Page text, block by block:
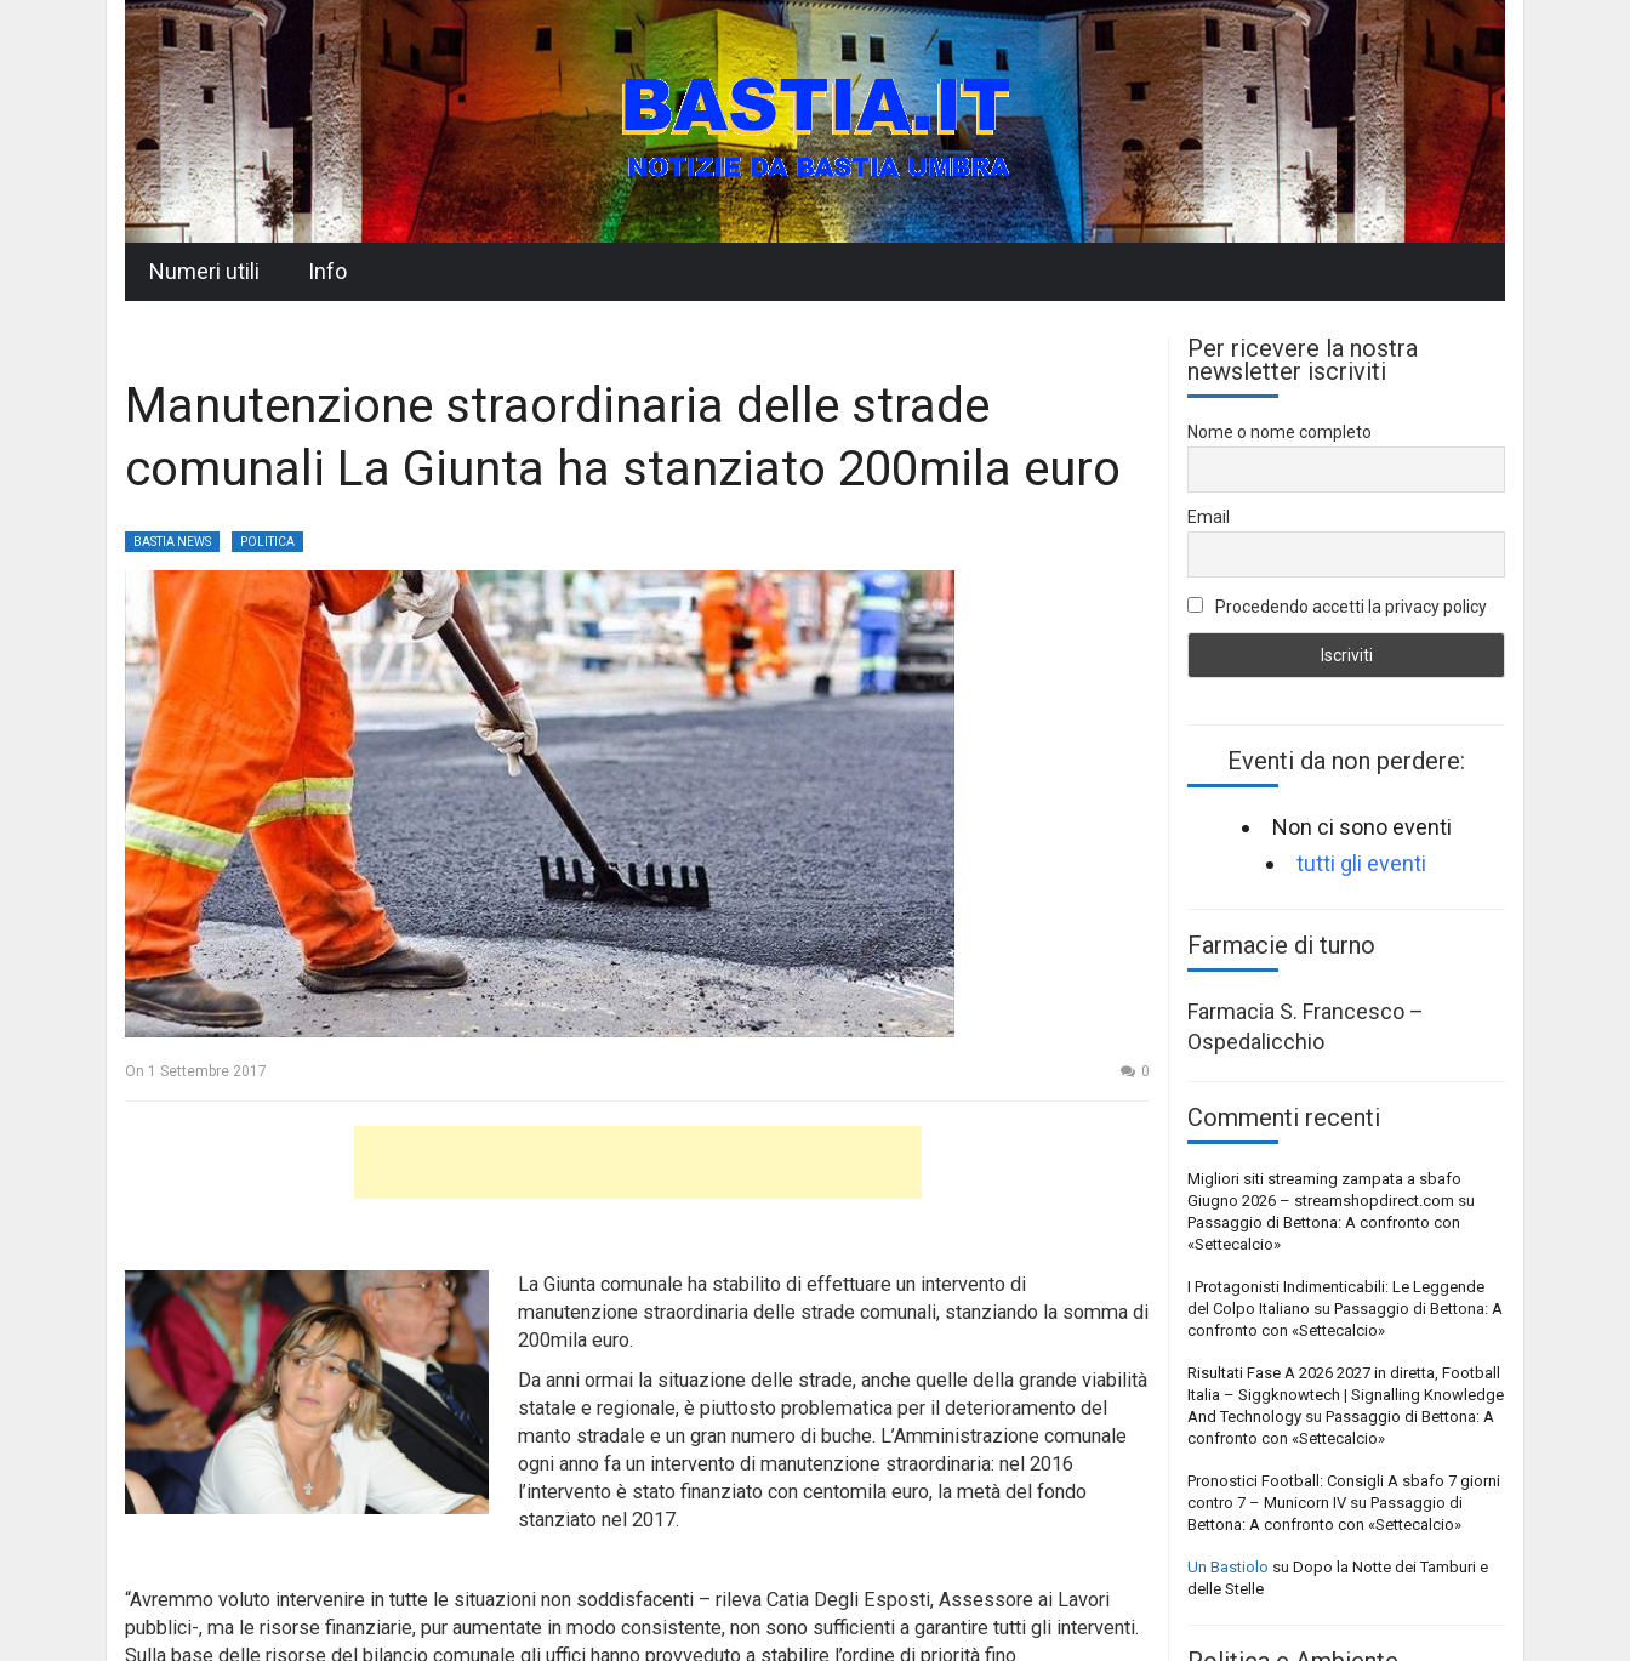
Numeri utili Info
Manutenzione straordinaria delle strade
comunali La Giunta ha stanziato 200mila euro
BASTIA NEWS POLITICA
On 1 Settembre 2017 0
La Giunta comunale ha stabilito di effettuare un intervento di
manutenzione straordinaria delle strade comunali, stanziando la somma di
200mila euro.
Da anni ormai la situazione delle strade, anche quelle della grande viabilità
statale e regionale, è piuttosto problematica per il deterioramento del
manto stradale e un gran numero di buche. L’Amministrazione comunale
ogni anno fa un intervento di manutenzione straordinaria: nel 2016
l’intervento è stato finanziato con centomila euro, la metà del fondo
stanziato nel 2017.
“Avremmo voluto intervenire in tutte le situazioni non soddisfacenti – rileva Catia Degli Esposti, Assessore ai Lavori
pubblici-, ma le risorse finanziarie, pur aumentate in modo consistente, non sono sufficienti a garantire tutti gli interventi.
Sulla base delle risorse del bilancio comunale gli uffici hanno provveduto a stabilire l’ordine di priorità fino
Per ricevere la nostra
newsletter iscriviti
Nome o nome completo
Email
Procedendo accetti la privacy policy
Eventi da non perdere:
Non ci sono eventi
tutti gli eventi
Farmacie di turno
Farmacia S. Francesco –
Ospedalicchio
Commenti recenti
Migliori siti streaming zampata a sbafo
Giugno 2026 – streamshopdirect.com su
Passaggio di Bettona: A confronto con
«Settecalcio»
I Protagonisti Indimenticabili: Le Leggende
del Colpo Italiano su Passaggio di Bettona: A
confronto con «Settecalcio»
Risultati Fase A 2026 2027 in diretta, Football
Italia – Siggknowtech | Signalling Knowledge
And Technology su Passaggio di Bettona: A
confronto con «Settecalcio»
Pronostici Football: Consigli A sbafo 7 giorni
contro 7 – Municorn IV su Passaggio di
Bettona: A confronto con «Settecalcio»
Un Bastiolo su Dopo la Notte dei Tamburi e
delle Stelle